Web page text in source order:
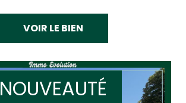
VOIR LE BIEN
NOUVEAUTÉ